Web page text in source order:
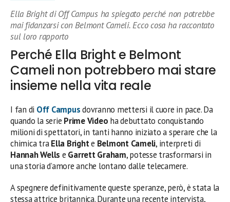
Ella Bright di Off Campus ha spiegato perché non potrebbe
mai fidanzarsi con Belmont Cameli. Ecco cosa ha raccontato
sul loro rapporto
Perché Ella Bright e Belmont
Cameli non potrebbero mai stare
insieme nella vita reale
I fan di Off Campusdovranno mettersi il cuore in pace. Da
quando la serie Prime Video ha debuttato conquistando
milioni di spettatori, in tanti hanno iniziato a sperare che la
chimica traElla Brighte Belmont Cameli, interpreti di
Hannah Wells e Garrett Graham, potesse trasformarsi in
una storia d’amore anche lontano dalle telecamere.
A spegnere definitivamente queste speranze, però, è stata la
stessa attrice britannica. Durante una recente intervista,